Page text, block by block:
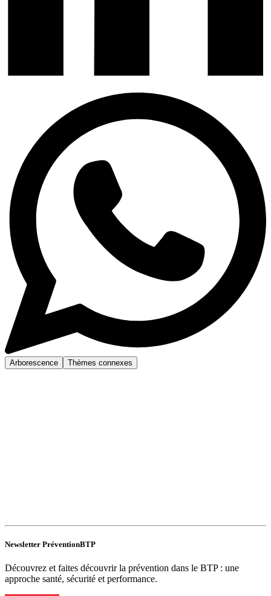
Arborescence Thèmes connexes
Newsletter PréventionBTP
Découvrez et faites découvrir la prévention dans le BTP : une
approche santé, sécurité et performance.